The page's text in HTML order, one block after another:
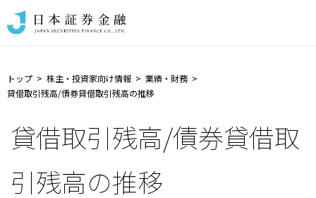
トップ 株主・投資家向け情報
業績・財務
貸借取引残高/債券貸借取引残高の推移
貸借取引残高/債券貸借取
引残高の推移